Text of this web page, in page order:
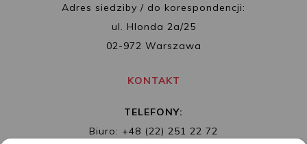
Adres siedziby / do korespondencji:
ul. Hlonda 2a/25
02-972 Warszawa
KONTAKT
TELEFONY:
Biuro: +48 (22) 251 22 72